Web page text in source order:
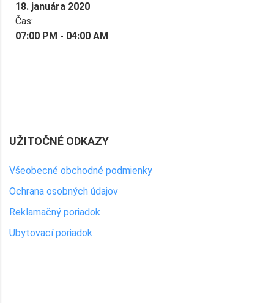
18. januára 2020
Čas:
07:00 PM - 04:00 AM
UŽITOČNÉ ODKAZY
Všeobecné obchodné podmienky
Ochrana osobných údajov
Reklamačný poriadok
Ubytovací poriadok